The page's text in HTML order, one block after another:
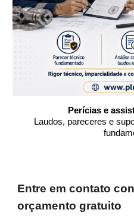
Perícias e
Laudos, pareceres e
Entre em contato
orçamento gratuito